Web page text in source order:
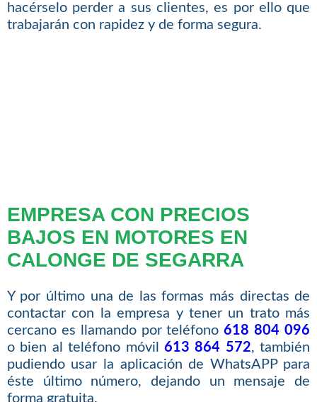
hacérselo perder a sus clientes, es por ello que
trabajarán con rapidez y de forma segura.
EMPRESA CON PRECIOS
BAJOS EN MOTORES EN
CALONGE DE SEGARRA
Y por último una de las formas más directas de
contactar con la empresa y tener un trato más
cercano es llamando por teléfono618 804 096
o bien al teléfono móvil 613 864 572, también
pudiendo usar la aplicación de WhatsAPP para
éste último número, dejando un mensaje de
forma gratuita.